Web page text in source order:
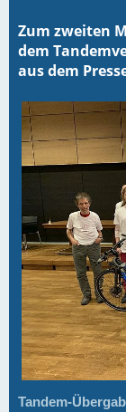
Zum zweiten
dem
aus dem
Tandem-